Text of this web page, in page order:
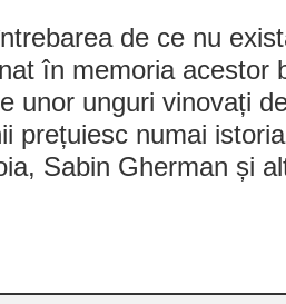
de ce nu
în memoria acestor
unor unguri vinovați
prețuiesc numai
Sabin Gherman și